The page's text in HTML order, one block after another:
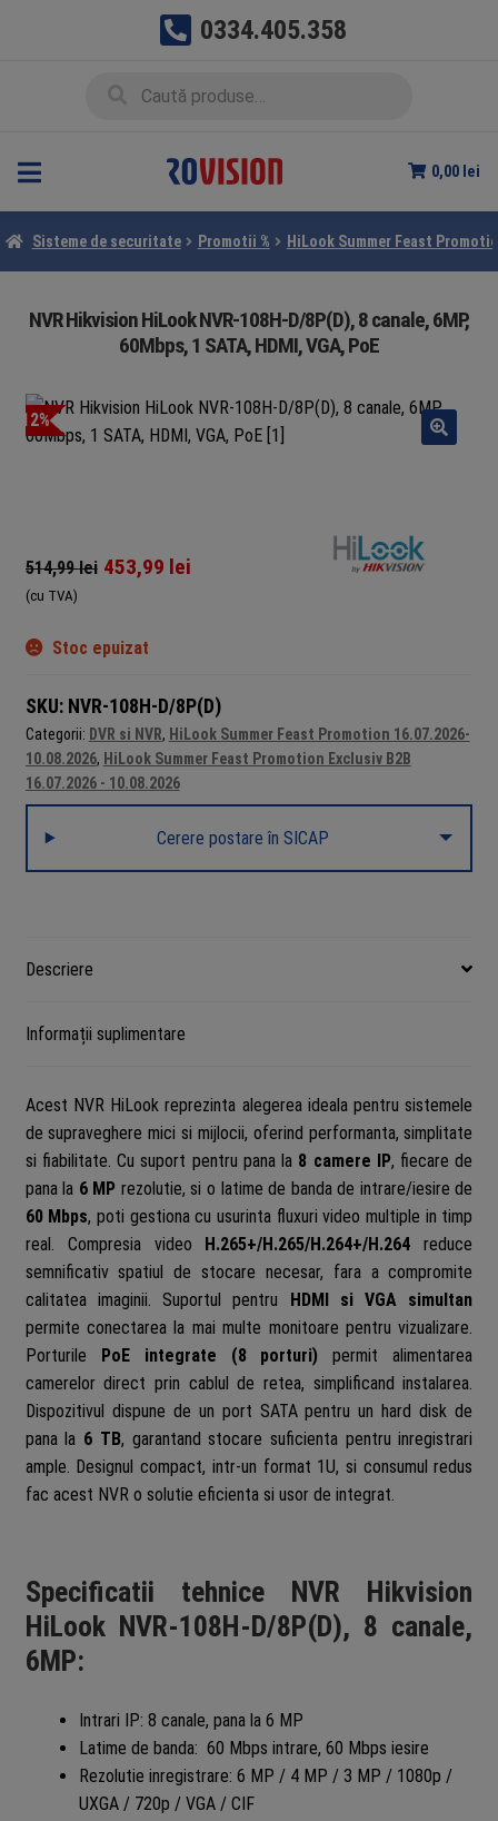
0334.405.358
0,00 lei
Sisteme de securitate Promotii % HiLook Summer Feast
NVR Hikvision HiLook NVR-108H-D/8P(D), 8 canale, 6MP,
60Mbps, 1 SATA, HDMI, VGA, PoE
-12%
514,99lei 453,99 lei
(cu TVA)
Stoc epuizat
SKU: NVR-108H-D/8P(D)
Categorii: DVR si NVR, HiLook Summer Feast Promotion 16.07.2026-
10.08.2026, HiLook Summer Feast Promotion Exclusiv B2B
16.07.2026 - 10.08.2026
Cerere postare în SICAP
Descriere
Informații suplimentare
Acest NVR HiLook reprezinta alegerea ideala pentru sistemele
de supraveghere mici si mijlocii, oferind performanta, simplitate
si fiabilitate. Cu suport pentru pana la 8 camere IP, fiecare de
pana la 6 MP rezolutie, si o latime de banda de intrare/iesire de
60 Mbps, poti gestiona cu usurinta fluxuri video multiple in timp
real. Compresia video
H.265+/H.265/H.264+/H.264 reduce
semnificativ spatiul de stocare necesar, fara a compromite
calitatea imaginii. Suportul pentru
HDMI si VGA simultan
permite conectarea la mai multe monitoare pentru vizualizare.
Porturile
PoE integrate (8 porturi) permit alimentarea
camerelor direct prin cablul de retea, simplificand instalarea.
Dispozitivul dispune de un port SATA pentru un hard disk de
pana la 6 TB, garantand stocare suficienta pentru inregistrari
ample. Designul compact, intr-un format 1U, si consumul redus
fac acest NVR o solutie eficienta si usor de integrat.
Specificatii tehnice NVR Hikvision
HiLook NVR-108H-D/8P(D), 8 canale,
6MP:
Intrari IP: 8 canale, pana la 6 MP
Latime de banda: 60 Mbps intrare, 60 Mbps iesire
Rezolutie inregistrare: 6 MP / 4 MP / 3 MP / 1080p /
UXGA / 720p / VGA / CIF